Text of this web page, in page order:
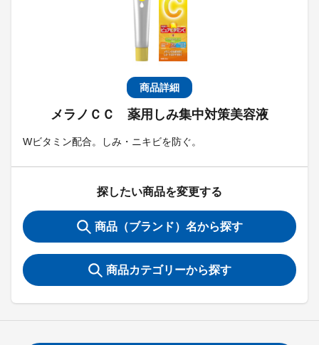
商品詳細
メラノＣＣ 薬用しみ集中対策美容液
Wビタミン配合。しみ・ニキビを防ぐ。
探したい商品を変更する
商品（ブランド）名から探す
商品カテゴリーから探す